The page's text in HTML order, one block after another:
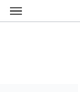
Ir al contenido principal